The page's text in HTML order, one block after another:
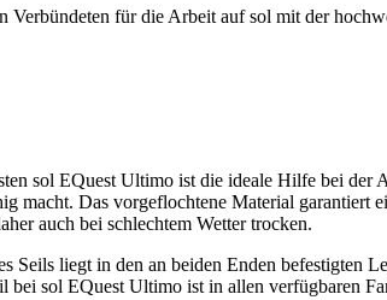
Verbündeten für die Arbeit auf sol mit der
sol EQuest Ultimo ist die ideale Hilfe bei
macht. Das vorgeflochtene Material garantiert
auch bei schlechtem Wetter trocken.
Seils liegt in den an beiden Enden
bei sol EQuest Ultimo ist in allen verfügbaren